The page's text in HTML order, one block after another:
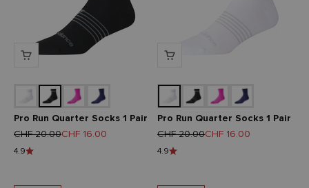
Pro Run Quarter Socks 1 Pair
Regulärer Preis
CHF 20.00Angebot
CHF 16.00
4.9
Pro Run Quarter Socks 1 Pair
Regulärer Preis
CHF 20.00Angebot
CHF 16.00
4.9